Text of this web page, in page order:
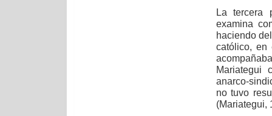
La tercera
examina
haciendo
católico, en
Mariategui
anarco-
no tuvo
(Mariategui,